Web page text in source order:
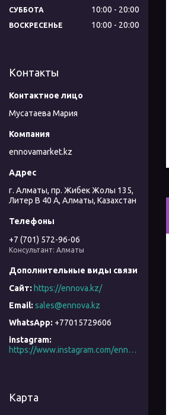
СУББОТА 10:00 20:00
ВОСКРЕСЕНЬЕ 10:00 20:00
Контакты
Мусатаева Мария
ennovamarket.kz
г. Алматы, пр. Жибек Жолы 135,
Литер В 40 А, Алматы, Казахстан
+7 (701) 572-96-06
Консультант: Алматы
https://ennova.kz/
sales@ennova.kz
+77015729606
instagram
https://www.instagram.com/ennova_horeca/
Карта